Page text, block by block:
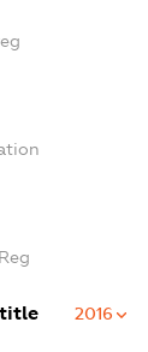
2016